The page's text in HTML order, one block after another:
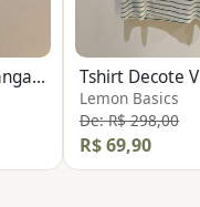
Blusa Tricot Manga Curta Tshirt Decote V
Lemon Basics
De: R$ 298,00
R$ 69,90